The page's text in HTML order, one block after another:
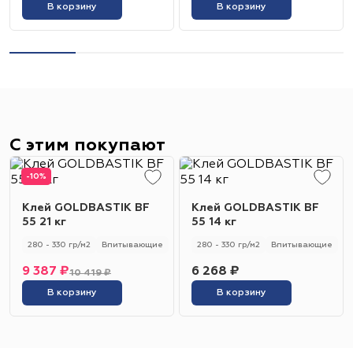
В корзину В корзину
С этим покупают
-10%
Клей GOLDBASTIK BF
55 21 кг
280 - 330 гр/м2 Впитывающие
10 419 ₽
9 387 ₽
В корзину
Клей GOLDBASTIK BF
55 14 кг
280 - 330 гр/м2 Впитывающие
6 268 ₽
В корзину